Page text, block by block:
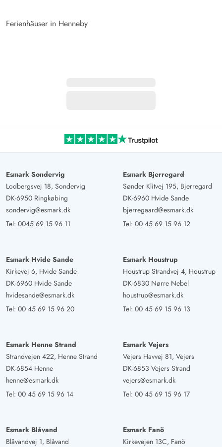
Ferienhäuser in Henneby
Esmark Sondervig
Lodbergsvej 18, Sondervig
DK-6950 Ringkøbing
sondervig@esmark.dk
Tel: 0045 69 15 96 11
Esmark Bjerregard
Sønder Klitvej 195, Bjerregard
DK-6960 Hvide Sande
bjerregaard@esmark.dk
Tel: 00 45 69 15 96 12
Esmark Hvide Sande
Kirkevej 6, Hvide Sande
DK-6960 Hvide Sande
hvidesande@esmark.dk
Tel: 00 45 69 15 96 20
Esmark Houstrup
Houstrup Strandvej 4, Houstrup
DK-6830 Nørre Nebel
houstrup@esmark.dk
Tel: 00 45 69 15 96 13
Esmark Henne Strand
Strandvejen 422, Henne Strand
DK-6854 Henne
henne@esmark.dk
Tel: 00 45 69 15 96 14
Esmark Vejers
Vejers Havvej 81, Vejers
DK-6853 Vejers Strand
vejers@esmark.dk
Tel: 00 45 69 15 96 17
Esmark Blåvand
Blåvandvej 1, Blåvand
Esmark Fanö
Kirkevejen 13C, Fanö